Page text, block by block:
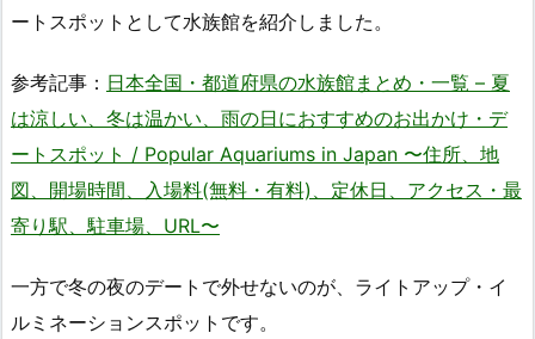
ートスポットとして水族館を紹介しました。
参考記事： 日本全国・都道府県の水族館まとめ・一覧 – 夏
は涼しい、冬は温かい、雨の日におすすめのお出かけ・デ
ートスポット / Popular Aquariums in Japan 〜住所、地
図、開場時間、入場料(無料・有料)、定休日、アクセス・最
寄り駅、駐車場、URL〜
一方で冬の夜のデートで外せないのが、ライトアップ・イ
ルミネーションスポットです。